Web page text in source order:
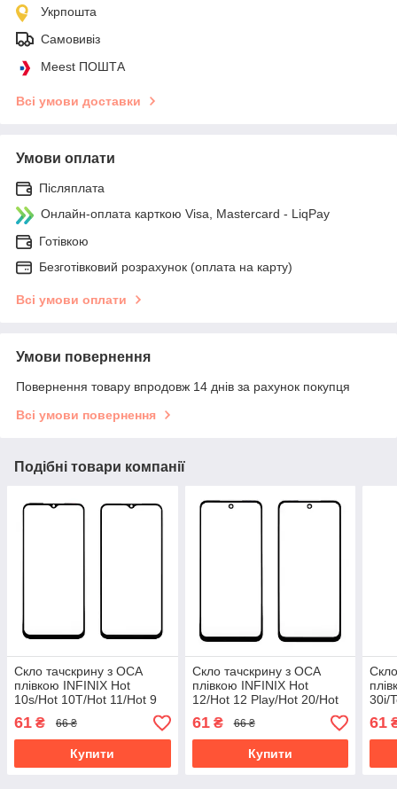
Укрпошта
Самовивіз
Meest ПОШТА
Всі умови доставки
Умови оплати
Післяплата
Онлайн-оплата карткою Visa, Mastercard - LiqPay
Готівкою
Безготівковий розрахунок (оплата на карту)
Всі умови оплати
Умови повернення
Повернення товару впродовж 14 днів за рахунок покупця
Всі умови повернення
Подібні товари компанії
Скло тачскрину з OCA
плівкою INFINIX Hot
10s/Hot 10T/Hot 11/Hot 9
Play/Tecno Spark 7P
(2022) чорне, з
олеофобним покриттям,
61 ₴ 66 ₴
Купити
Скло тачскрину з OCA
плівкою INFINIX Hot
12/Hot 12 Play/Hot 20/Hot
20 Play/Note 12i (2022)
чорне, з олеофобним
покриттям,
61₴ 66 ₴
Купити
30i/
61